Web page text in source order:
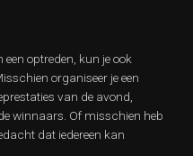
optreden, kun je ook
organiseer je een
van de avond,
winnaars. Of misschien heb
dat iedereen kan